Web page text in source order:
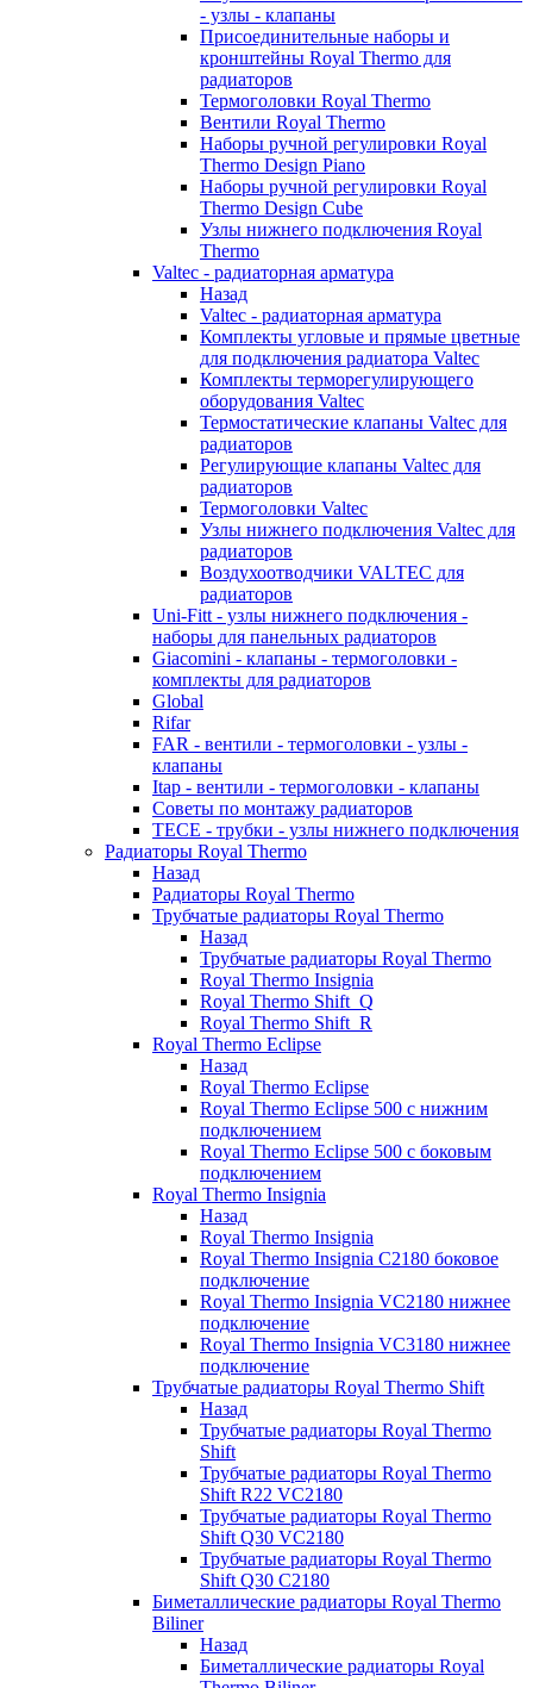
- узлы - клапаны
Присоединительные наборы и
кронштейны Royal Thermo для
радиаторов
Термоголовки Royal Thermo
Вентили Royal Thermo
Наборы ручной регулировки Royal
Thermo Design Piano
Наборы ручной регулировки Royal
Thermo Design Cube
Узлы нижнего подключения Royal
Thermo
Valtec - радиаторная арматура
Назад
Valtec - радиаторная арматура
Комплекты угловые и прямые цветные
для подключения радиатора Valtec
Комплекты терморегулирующего
оборудования Valtec
Термостатические клапаны Valtec для
радиаторов
Регулирующие клапаны Valtec для
радиаторов
Термоголовки Valtec
Узлы нижнего подключения Valtec для
радиаторов
Воздухоотводчики VALTEC для
радиаторов
Uni-Fitt - узлы нижнего подключения -
наборы для панельных радиаторов
Giacomini - клапаны - термоголовки -
комплекты для радиаторов
Global
Rifar
FAR - вентили - термоголовки - узлы -
клапаны
Itap - вентили - термоголовки - клапаны
Советы по монтажу радиаторов
TECE - трубки - узлы нижнего подключения
Радиаторы Royal Thermo
Назад
Радиаторы Royal Thermo
Трубчатые радиаторы Royal Thermo
Назад
Трубчатые радиаторы Royal Thermo
Royal Thermo Insignia
Royal Thermo Shift_Q
Royal Thermo Shift_R
Royal Thermo Eclipse
Назад
Royal Thermo Eclipse
Royal Thermo Eclipse 500 с нижним
подключением
Royal Thermo Eclipse 500 с боковым
подключением
Royal Thermo Insignia
Назад
Royal Thermo Insignia
Royal Thermo Insignia C2180 боковое
подключение
Royal Thermo Insignia VC2180 нижнее
подключение
Royal Thermo Insignia VC3180 нижнее
подключение
Трубчатые радиаторы Royal Thermo Shift
Назад
Трубчатые радиаторы Royal Thermo
Shift
Трубчатые радиаторы Royal Thermo
Shift R22 VC2180
Трубчатые радиаторы Royal Thermo
Shift Q30 VC2180
Трубчатые радиаторы Royal Thermo
Shift Q30 C2180
Биметаллические радиаторы Royal Thermo
Biliner
Назад
Биметаллические радиаторы Royal